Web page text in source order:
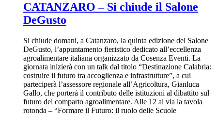
CATANZARO – Si chiude il Salone
DeGusto
Si chiude domani, a Catanzaro, la quinta edizione del Salone
DeGusto, l’appuntamento fieristico dedicato all’eccellenza
agroalimentare italiana organizzato da Cosenza Eventi. La
giornata inizierà con un talk dal titolo “Destinazione Calabria:
costruire il futuro tra accoglienza e infrastrutture”, a cui
parteciperà l’assessore regionale all’Agricoltura, Gianluca
Gallo, che porterà il contributo delle istituzioni al dibattito sul
futuro del comparto agroalimentare. Alle 12 al via la tavola
rotonda – “Formare il Futuro: il ruolo delle Scuole